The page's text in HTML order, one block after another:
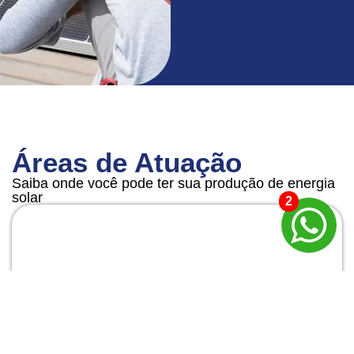
Áreas de Atuação
Saiba onde você pode ter sua produção de energia
solar
2